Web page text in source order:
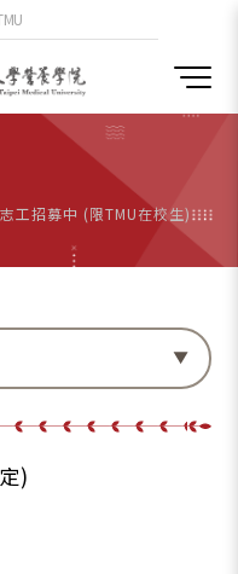
工招募中 (限TMU在校生)
)